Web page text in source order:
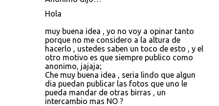
Hola
muy buena idea , yo no voy a opinar tanto
porque no me considero a la altura de
hacerlo , ustedes saben un toco de esto , y el
otro motivo es que siempre publico como
anonimo, jajaja;
Che muy buena idea , seria lindo que algun
dia puedan publicar las fotos que uno le
pueda mandar de otras birras , un
intercambio mas NO ?